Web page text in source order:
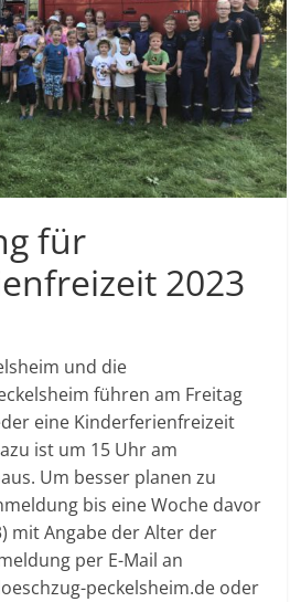
für
2023
und die
führen am Freitag
eine Kinderferienfreizeit
ist um 15 Uhr am
Um besser planen zu
bis eine Woche davor
mit Angabe der Alter der
per E-Mail an
peckelsheim.de oder